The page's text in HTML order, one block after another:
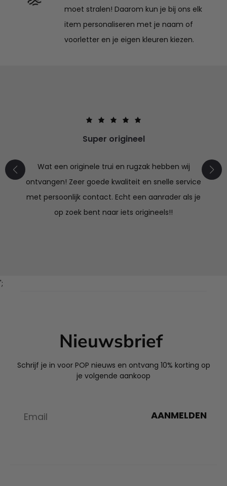
moet stralen! Daarom kun je bij ons elk
item personaliseren met je naam of
voorletter en je eigen kleuren kiezen.
Super origineel
Wat een originele trui en rugzak hebben wij
ontvangen! Zeer goede kwaliteit en snelle service
met persoonlijk contact. Echt een aanrader als je
op zoek bent naar iets origineels!!
';
Nieuwsbrief
Schrijf je in voor POP nieuws en ontvang 10% korting op
je volgende aankoop
AANMELDEN